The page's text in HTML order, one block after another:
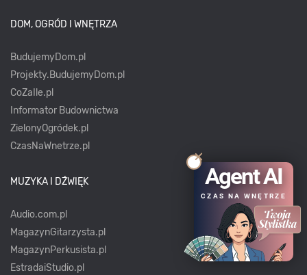
DOM, OGRÓD I WNĘTRZA
BudujemyDom.pl
Projekty.BudujemyDom.pl
CoZaIle.pl
Informator Budownictwa
ZielonyOgródek.pl
CzasNaWnetrze.pl
MUZYKA I DŹWIĘK
Audio.com.pl
MagazynGitarzysta.pl
MagazynPerkusista.pl
EstradaiStudio.pl
Agent AI
CZAS NA WNĘTRZE